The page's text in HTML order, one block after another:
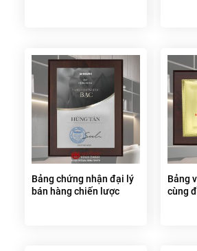
Bảng chứng nhận đại lý
bán hàng chiến lược
Bảng
cùng